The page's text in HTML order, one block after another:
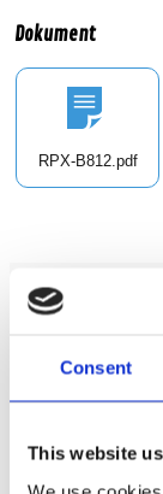
Consent
This website
Dokument
RPX-B812.pdf
Bilstereo /